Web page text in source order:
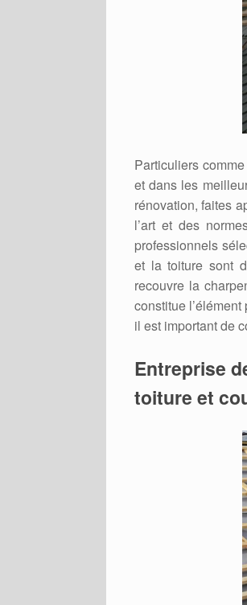
Particuliers
et dans les
rénovation, faites
l’art et des
professionnels
et la toiture sont
recouvre la
constitue
il est important de
Entreprise
toiture et